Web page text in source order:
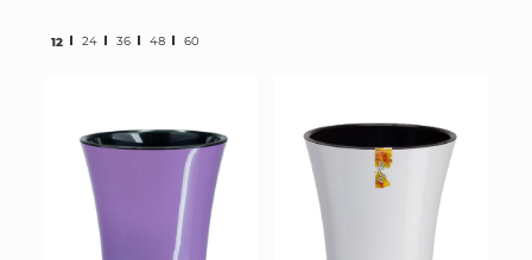
ИСКУССТВЕННЫЕ ЦВЕТЫ
12 24 36 48 60